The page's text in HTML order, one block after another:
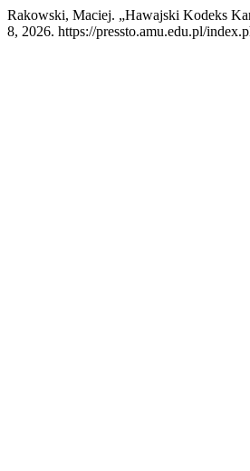
Rakowski, Maciej. „Hawajski Kodeks
8, 2026. https://pressto.amu.edu.pl/